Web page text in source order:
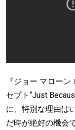
『ジョー マロー
セプト“Just
に、特別な理由は
だ時が絶好の機会